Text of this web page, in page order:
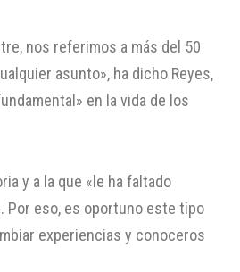
nos referimos a más del 50
asunto», ha dicho Reyes,
en la vida de los
y a la que «le ha faltado
Por eso, es oportuno este tipo
experiencias y conoceros